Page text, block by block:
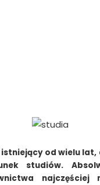
od wielu lat,
studiów.
najczęściej